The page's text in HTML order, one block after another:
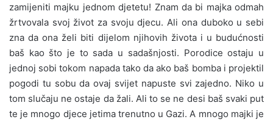
zamijeniti majku jednom djetetu! Znam da bi majka odmah
žrtvovala svoj život za svoju djecu. Ali ona duboko u sebi
zna da ona želi biti dijelom njihovih života i u budućnosti
baš kao što je to sada u sadašnjosti. Porodice ostaju u
jednoj sobi tokom napada tako da ako baš bomba i projektil
pogodi tu sobu da ovaj svijet napuste svi zajedno. Niko u
tom slučaju ne ostaje da žali. Ali to se ne desi baš svaki put
te je mnogo djece jetima trenutno u Gazi. A mnogo majki je